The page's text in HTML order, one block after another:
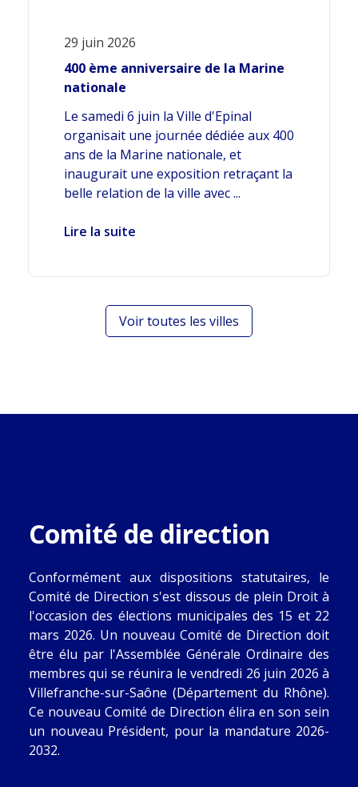
29 juin 2026
400 ème anniversaire de la Marine
nationale
Le samedi 6 juin la Ville d'Epinal
organisait une journée dédiée aux 400
ans de la Marine nationale, et
inaugurait une exposition retraçant la
belle relation de la ville avec ...
Lire la suite
Voir toutes les villes
Comité de direction
Conformément aux dispositions statutaires, le
Comité de Direction s'est dissous de plein Droit à
l'occasion des élections municipales des 15 et 22
mars 2026. Un nouveau Comité de Direction doit
être élu par l'Assemblée Générale Ordinaire des
membres qui se réunira le vendredi 26 juin 2026 à
Villefranche-sur-Saône (Département du Rhône).
Ce nouveau Comité de Direction élira en son sein
un nouveau Président, pour la mandature 2026-
2032.